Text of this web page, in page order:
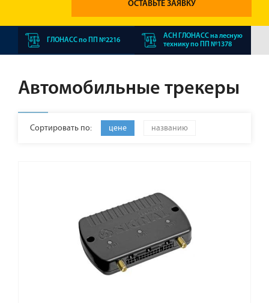
ОСТАВЬТЕ ЗАЯВКУ
ГЛОНАСС по ПП №2216
АСН ГЛОНАСС на лесную
технику по ПП №1378
Автомобильные трекеры
Сортировать по: цене названию